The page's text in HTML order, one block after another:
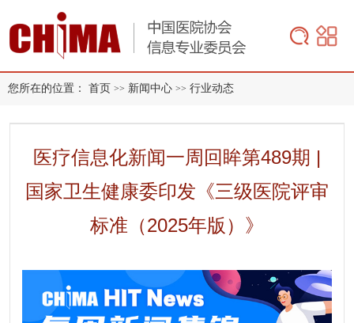
您所在的位置： 首页 >> 新闻中心 >> 行业动态
医疗信息化新闻一周回眸第489期 |
国家卫生健康委印发《三级医院评审
标准（2025年版）》